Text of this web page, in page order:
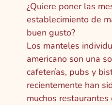
¿Quiere poner las
establecimiento de
buen gusto?
Los manteles
americano son una
cafeterías, pubs y
recientemente han
muchos